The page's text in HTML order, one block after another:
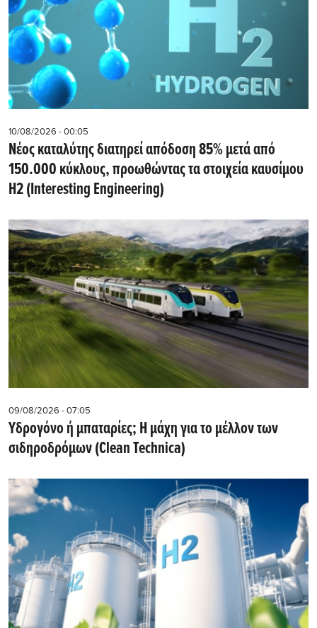
10/08/2026 - 00:05
Nέος καταλύτης διατηρεί απόδοση 85% μετά από
150.000 κύκλους, προωθώντας τα στοιχεία καυσίμου
H2 (Interesting Engineering)
09/08/2026 - 07:05
Υδρογόνο ή μπαταρίες; Η μάχη για το μέλλον των
σιδηροδρόμων (Clean Technica)